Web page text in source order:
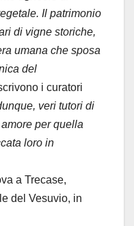
Il patrimonio
di vigne storiche,
umana che sposa
del
i curatori
veri tutori di
per quella
loro in
a Trecase,
del Vesuvio, in